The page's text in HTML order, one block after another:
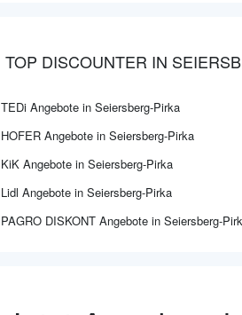
TOP DISCOUNTER IN
TEDi Angebote in Seiersberg-Pirka
HOFER Angebote in Seiersberg-Pirka
KiK Angebote in Seiersberg-Pirka
Lidl Angebote in Seiersberg-Pirka
PAGRO DISKONT Angebote in Seiersberg-